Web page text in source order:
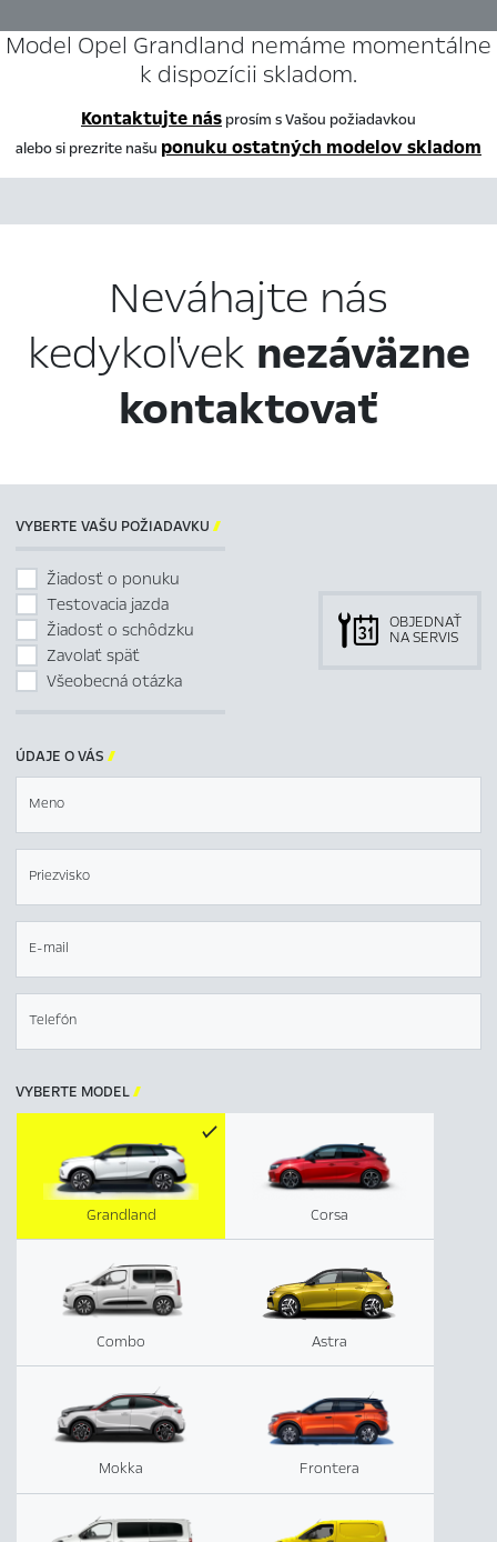
Model Opel Grandland nemáme momentálne
k dispozícii skladom.
Kontaktujte nás prosím s Vašou požiadavkou
alebo si prezrite našu ponuku ostatných modelov skladom
Neváhajte nás
kedykoľvek nezáväzne
kontaktovať
VYBERTE VAŠU POŽIADAVKU 
Žiadosť o ponuku
Testovacia jazda
Žiadosť o schôdzku
Zavolať späť
Všeobecná otázka
OBJEDNAŤ
NA SERVIS
ÚDAJE O VÁS 
Meno
Priezvisko
E-mail
Telefón
VYBERTE MODEL
Corsa
Combo Astra
Mokka Frontera
Grandland